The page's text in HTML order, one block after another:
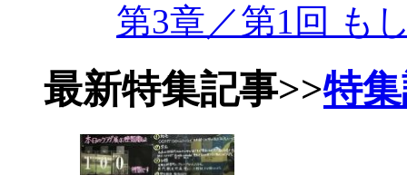
第3章／第1回 も
最新特集記事>>特